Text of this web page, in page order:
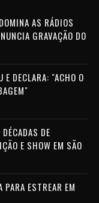
AS RÁDIOS
GRAVAÇÃO DO
E DECLARA: "ACHO O
DE
E SHOW EM SÃO
ESTREAR EM